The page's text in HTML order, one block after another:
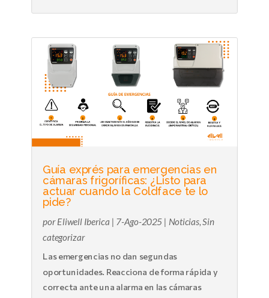
Guía exprés para emergencias en
cámaras frigoríficas: ¿Listo para
actuar cuando la Coldface te lo
pide?
porEliwell Iberica | 7-Ago-2025| Noticias, Sin
categorizar
Las emergencias no dan segundas
oportunidades. Reacciona de forma rápida y
correcta ante una alarma en las cámaras